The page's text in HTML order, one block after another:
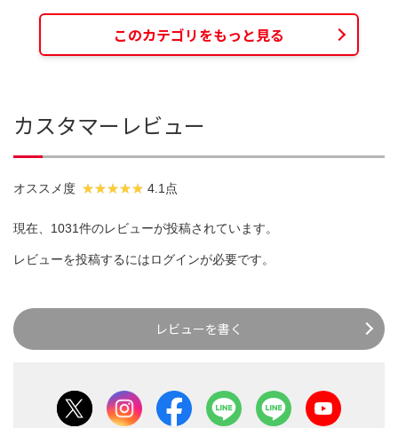
このカテゴリをもっと見る
カスタマーレビュー
オススメ度 4.1点
現在、1031件のレビューが投稿されています。
レビューを投稿するにはログインが必要です。
レビューを書く